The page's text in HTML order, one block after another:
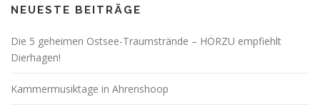
NEUESTE BEITRÄGE
Die 5 geheimen Ostsee-Traumstrände – HÖRZU empfiehlt
Dierhagen!
Kammermusiktage in Ahrenshoop